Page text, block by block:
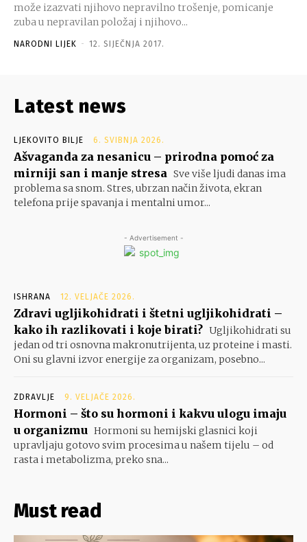
može izazvati njihovo nepravilno trošenje, pomicanje
zuba u nepravilan položaj i njihovo...
NARODNI LIJEK - 12. SIJEČNJA 2017.
Latest news
LJEKOVITO BILJE 6. SVIBNJA 2026.
Ašvaganda za nesanicu – prirodna pomoć za
mirniji san i manje stresa Sve više ljudi danas ima
problema sa snom. Stres, ubrzan način života, ekran
telefona prije spavanja i mentalni umor...
- Advertisement -
ISHRANA 12. VELJAČE 2026.
Zdravi ugljikohidrati i štetni ugljikohidrati –
kako ih razlikovati i koje birati? Ugljikohidrati su
jedan od tri osnovna makronutrijenta, uz proteine i masti.
Oni su glavni izvor energije za organizam, posebno...
ZDRAVLJE 9. VELJAČE 2026.
Hormoni – što su hormoni i kakvu ulogu imaju
u organizmu Hormoni su hemijski glasnici koji
upravljaju gotovo svim procesima u našem tijelu – od
rasta i metabolizma, preko sna...
Must read